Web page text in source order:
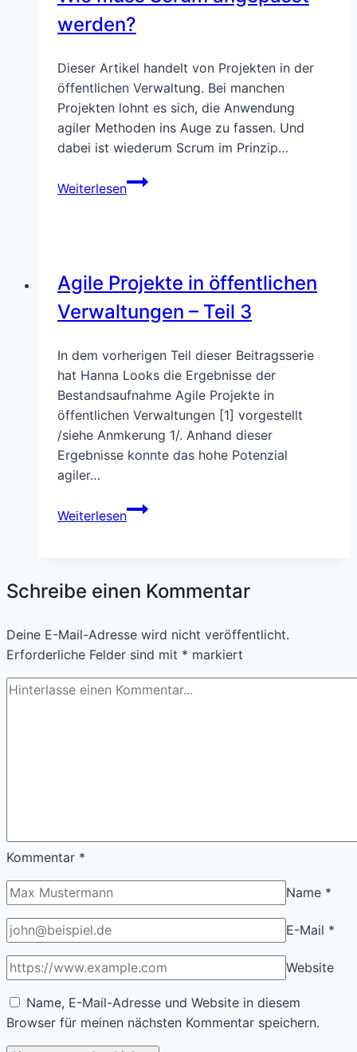
der
Willigen”
werden?
Dieser Artikel handelt von Projekten in der
öffentlichen Verwaltung. Bei manchen
Projekten lohnt es sich, die Anwendung
agiler Methoden ins Auge zu fassen. Und
dabei ist wiederum Scrum im Prinzip…
Weiterlesen
Agiles
Projektmanagement
Verwaltung:
muss
angepasst
werden?
Agile Projekte in öffentlichen
Verwaltungen – Teil 3
In dem vorherigen Teil dieser Beitragsserie
hat Hanna Looks die Ergebnisse der
Bestandsaufnahme Agile Projekte in
öffentlichen Verwaltungen [1] vorgestellt
/siehe Anmkerung 1/. Anhand dieser
Ergebnisse konnte das hohe Potenzial
agiler…
Weiterlesen
Agile
Projekte
Verwaltungen
Schreibe einen Kommentar
Deine E-Mail-Adresse wird nicht veröffentlicht.
Erforderliche Felder sind mit * markiert
Kommentar *
Name *
E-Mail *
Website
Name, E-Mail-Adresse und Website in diesem
Browser für meinen nächsten Kommentar speichern.